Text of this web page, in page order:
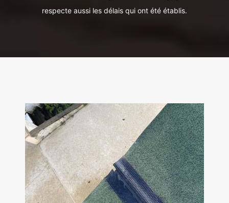
respecte aussi les délais qui ont été établis.